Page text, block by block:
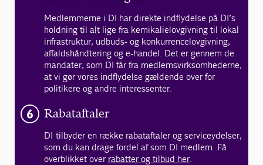
Medlemmerne i DI har direkte indflydelse på DI’s
holdning til alt lige fra kemikalielovgivning til lokal
infrastruktur, udbuds- og konkurrencelovgivning,
affaldshåndtering og e-handel. Det er gennem de
mandater, som DI får fra medlemsvirksomhederne,
at vi gør vores indflydelse gældende over for
politikere og andre interessenter.
Rabataftaler
DI tilbyder en række rabataftaler og serviceydelser,
som du kan drage fordel af som DI medlem. Få
overblikket over rabatter og tilbud her.